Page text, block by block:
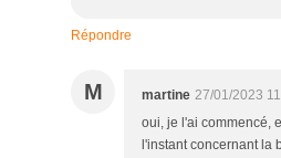
Répondre
M martine 27/01/2023
oui, je l'ai commencé,
l'instant concernant la